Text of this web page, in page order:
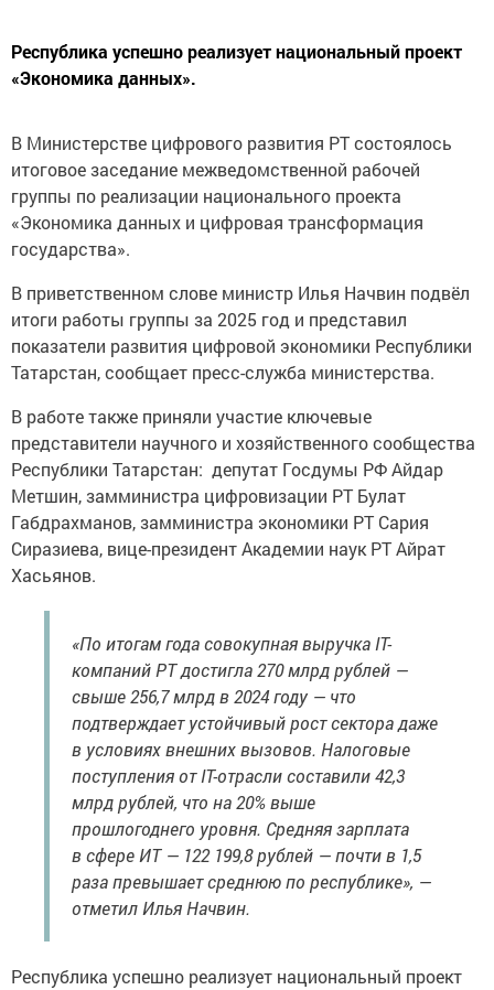
Республика успешно реализует национальный проект
«Экономика данных».
В Министерстве цифрового развития РТ состоялось
итоговое заседание межведомственной рабочей
группы по реализации национального проекта
«Экономика данных и цифровая трансформация
государства».
В приветственном слове министр Илья Начвин подвёл
итоги работы группы за 2025 год и представил
показатели развития цифровой экономики Республики
Татарстан, сообщает пресс-служба министерства.
В работе также приняли участие ключевые
представители научного и хозяйственного сообщества
Республики Татарстан: депутат Госдумы РФ Айдар
Метшин, замминистра цифровизации РТ Булат
Габдрахманов, замминистра экономики РТ Сария
Сиразиева, вице-президент Академии наук РТ Айрат
Хасьянов.
«По итогам года совокупная выручка IT-
компаний РТ достигла 270 млрд рублей —
свыше 256,7 млрд в 2024 году — что
подтверждает устойчивый рост сектора даже
в условиях внешних вызовов. Налоговые
поступления от IT-отрасли составили 42,3
млрд рублей, что на 20% выше
прошлогоднего уровня. Средняя зарплата
в сфере ИТ — 122 199,8 рублей — почти в 1,5
раза превышает среднюю по республике», —
отметил Илья Начвин.
Республика успешно реализует национальный проект